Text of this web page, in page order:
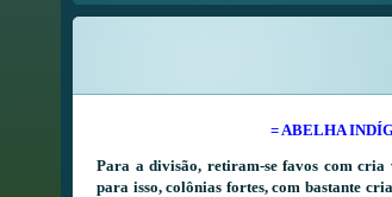
= ABELHA
Para a divisão, retiram-se favos com cria
para isso, colônias fortes, com bastante